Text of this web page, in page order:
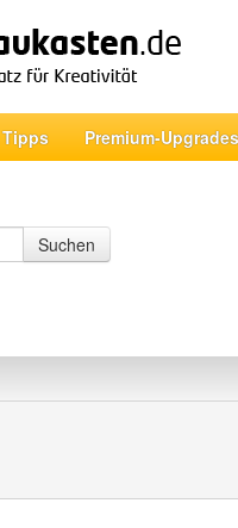
Tipps Premium-Upgrades
Suchen